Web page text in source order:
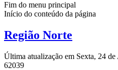
Fim do menu principal
Início do conteúdo da página
Região Norte
Última atualização em Sexta, 24
62039